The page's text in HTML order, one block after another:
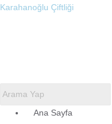
İçeriğe
Karahanoğlu Çiftliği
Menü
Ana Sayfa